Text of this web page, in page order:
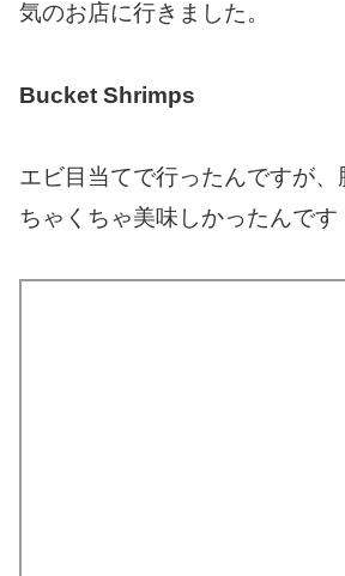
気のお店に行きました。
Bucket Shrimps
エビ目当てで行ったんですが
ちゃくちゃ美味しかったんです